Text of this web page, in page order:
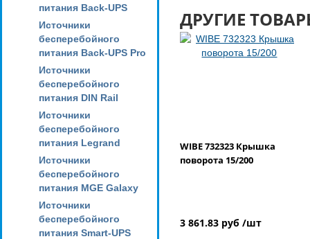
питания Back-UPS
Источники
бесперебойного
питания Back-UPS Pro
Источники
бесперебойного
питания DIN Rail
Источники
бесперебойного
питания Legrand
Источники
бесперебойного
питания MGE Galaxy
Источники
бесперебойного
питания Smart-UPS
ДРУГИЕ
WIBE 732323 Крышка
поворота 15/200
3 861.83 руб /шт